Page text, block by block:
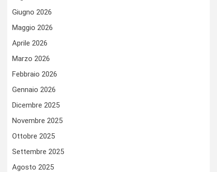
Giugno 2026
Maggio 2026
Aprile 2026
Marzo 2026
Febbraio 2026
Gennaio 2026
Dicembre 2025
Novembre 2025
Ottobre 2025
Settembre 2025
Agosto 2025